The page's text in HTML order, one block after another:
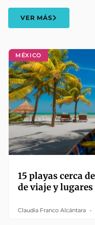
MÉXICO
15 playas cerca
de viaje y
Claudia Franco Alcántara
VER MÁS